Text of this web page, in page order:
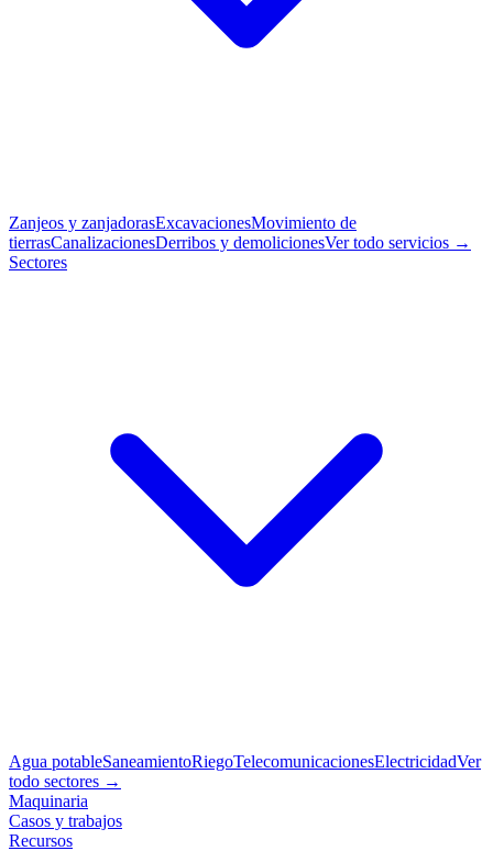
Zanjeos y zanjadorasExcavacionesMovimiento de
tierrasCanalizacionesDerribos y demolicionesVer todo servicios →
Sectores
Agua potableSaneamientoRiegoTelecomunicacionesElectricidadVer
todo sectores →
Maquinaria
Casos y trabajos
Recursos